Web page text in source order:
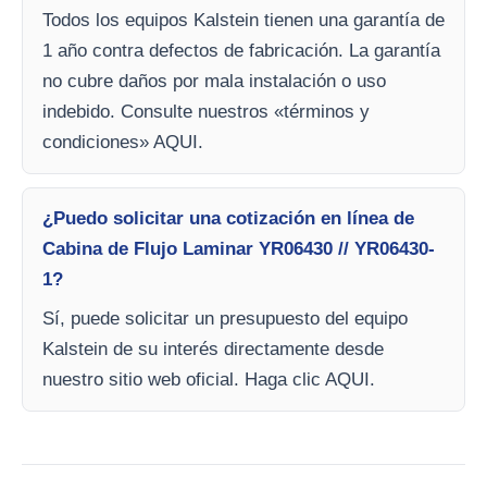
Todos los equipos Kalstein tienen una garantía de
1 año contra defectos de fabricación. La garantía
no cubre daños por mala instalación o uso
indebido. Consulte nuestros «términos y
condiciones» AQUI.
¿Puedo solicitar una cotización en línea de
Cabina de Flujo Laminar YR06430 // YR06430-
1?
Sí, puede solicitar un presupuesto del equipo
Kalstein de su interés directamente desde
nuestro sitio web oficial. Haga clic AQUI.